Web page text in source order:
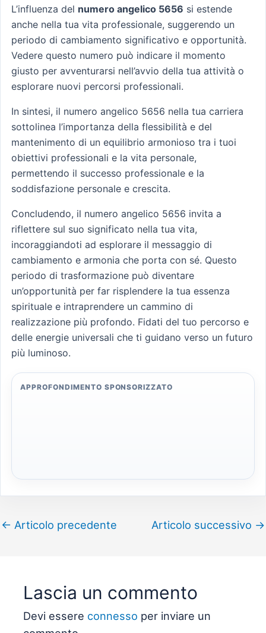
L’influenza del numero angelico 5656 si estende
anche nella tua vita professionale, suggerendo un
periodo di cambiamento significativo e opportunità.
Vedere questo numero può indicare il momento
giusto per avventurarsi nell’avvio della tua attività o
esplorare nuovi percorsi professionali.
In sintesi, il numero angelico 5656 nella tua carriera
sottolinea l’importanza della flessibilità e del
mantenimento di un equilibrio armonioso tra i tuoi
obiettivi professionali e la vita personale,
permettendo il successo professionale e la
soddisfazione personale e crescita.
Concludendo, il numero angelico 5656 invita a
riflettere sul suo significato nella tua vita,
incoraggiandoti ad esplorare il messaggio di
cambiamento e armonia che porta con sé. Questo
periodo di trasformazione può diventare
un’opportunità per far risplendere la tua essenza
spirituale e intraprendere un cammino di
realizzazione più profondo. Fidati del tuo percorso e
delle energie universali che ti guidano verso un futuro
più luminoso.
APPROFONDIMENTO SPONSORIZZATO
← Articolo precedente Articolo successivo →
Lascia un commento
Devi essere connesso per inviare un